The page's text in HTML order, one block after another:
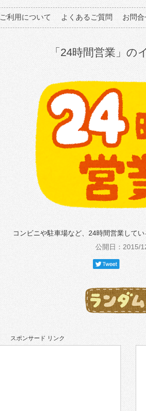
ご利用について よくあるご質問 お問
「24時間営業」の
コンビニや駐車場など、24時間営業して
公開日：2015/
スポンサード リンク